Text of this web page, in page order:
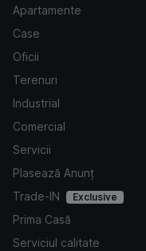
Apartamente
Case
Oficii
Terenuri
Industrial
Comercial
Servicii
Plasează Anunț
Trade-IN
Exclusive
Prima Casă
Serviciul calitate